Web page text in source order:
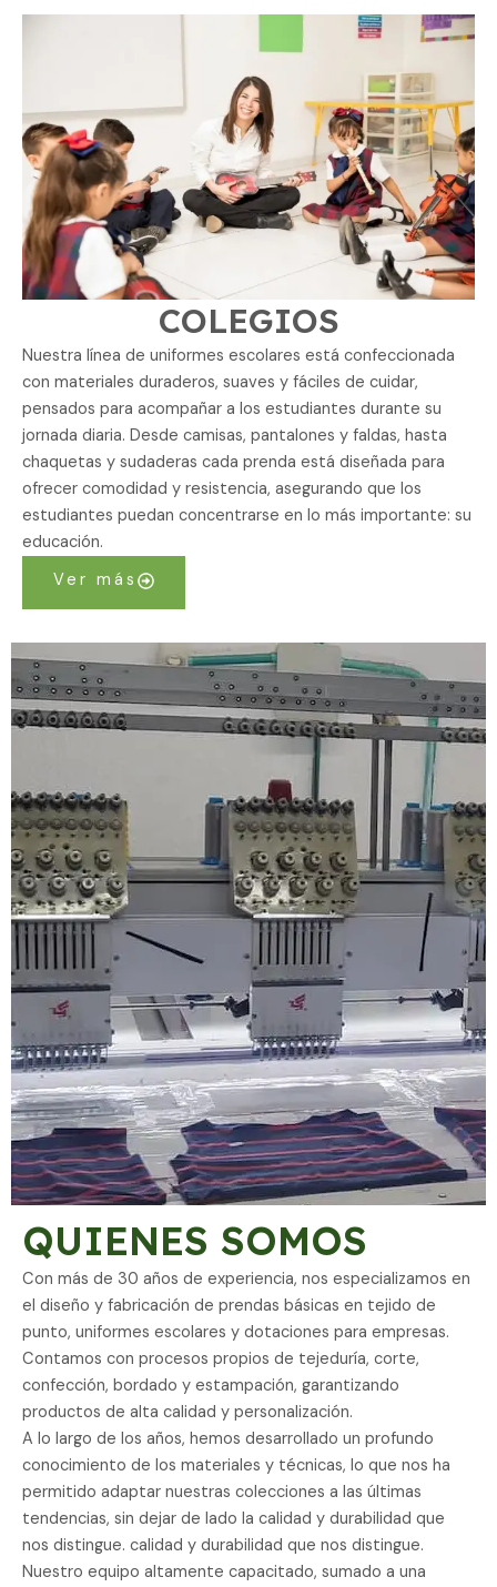
COLEGIOS
Nuestra línea de uniformes escolares está confeccionada
con materiales duraderos, suaves y fáciles de cuidar,
pensados para acompañar a los estudiantes durante su
jornada diaria. Desde camisas, pantalones y faldas, hasta
chaquetas y sudaderas cada prenda está diseñada para
ofrecer comodidad y resistencia, asegurando que los
estudiantes puedan concentrarse en lo más importante: su
educación.
Ver más
QUIENES SOMOS
Con más de 30 años de experiencia, nos especializamos en
el diseño y fabricación de prendas básicas en tejido de
punto, uniformes escolares y dotaciones para empresas.
Contamos con procesos propios de tejeduría, corte,
confección, bordado y estampación, garantizando
productos de alta calidad y personalización.
A lo largo de los años, hemos desarrollado un profundo
conocimiento de los materiales y técnicas, lo que nos ha
permitido adaptar nuestras colecciones a las últimas
tendencias, sin dejar de lado la calidad y durabilidad que
nos distingue. calidad y durabilidad que nos distingue.
Nuestro equipo altamente capacitado, sumado a una